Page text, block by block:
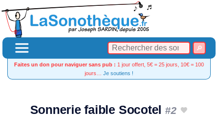
Faites un don pour naviguer sans pub : 1 jour offert, 5€ = 25 jours, 10€ = 100
jours… Je soutiens !
Sonnerie faible Socotel #2